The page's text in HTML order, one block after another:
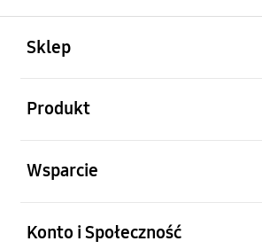
Sklep
Produkt
Wsparcie
Konto i Społeczność